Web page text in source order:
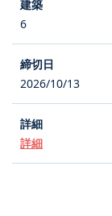
6
2026/10/13
詳細